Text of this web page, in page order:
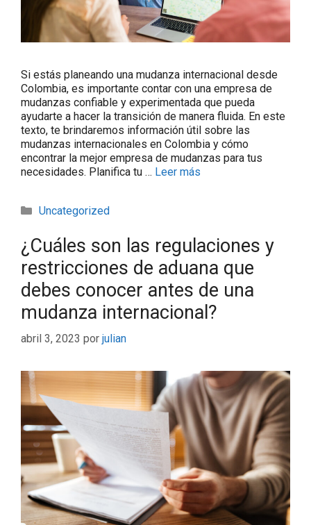
Si estás planeando una mudanza internacional desde
Colombia, es importante contar con una empresa de
mudanzas confiable y experimentada que pueda
ayudarte a hacer la transición de manera fluida. En este
texto, te brindaremos información útil sobre las
mudanzas internacionales en Colombia y cómo
encontrar la mejor empresa de mudanzas para tus
necesidades. Planifica tu … Leer más
Uncategorized
¿Cuáles son las regulaciones y
restricciones de aduana que
debes conocer antes de una
mudanza internacional?
abril 3, 2023 por julian